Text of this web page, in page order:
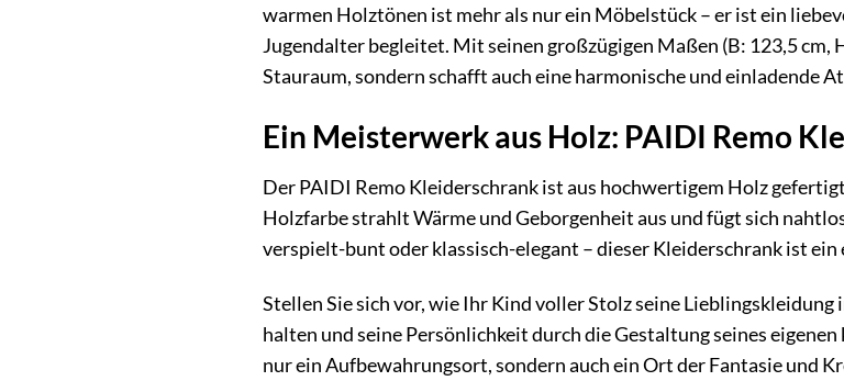
warmen Holztönen ist mehr als nur ein Möbelstück – er ist ein
Jugendalter begleitet. Mit seinen großzügigen Maßen (B: 123,5 cm,
Stauraum, sondern schafft auch eine harmonische und einladende
Ein Meisterwerk aus Holz: PAIDI Remo
Der PAIDI Remo Kleiderschrank ist aus hochwertigem Holz
Holzfarbe strahlt Wärme und Geborgenheit aus und fügt sich
verspielt-bunt oder klassisch-elegant – dieser Kleiderschrank ist
Stellen Sie sich vor, wie Ihr Kind voller Stolz seine
halten und seine Persönlichkeit durch die Gestaltung seines
nur ein Aufbewahrungsort, sondern auch ein Ort der Fantasie und